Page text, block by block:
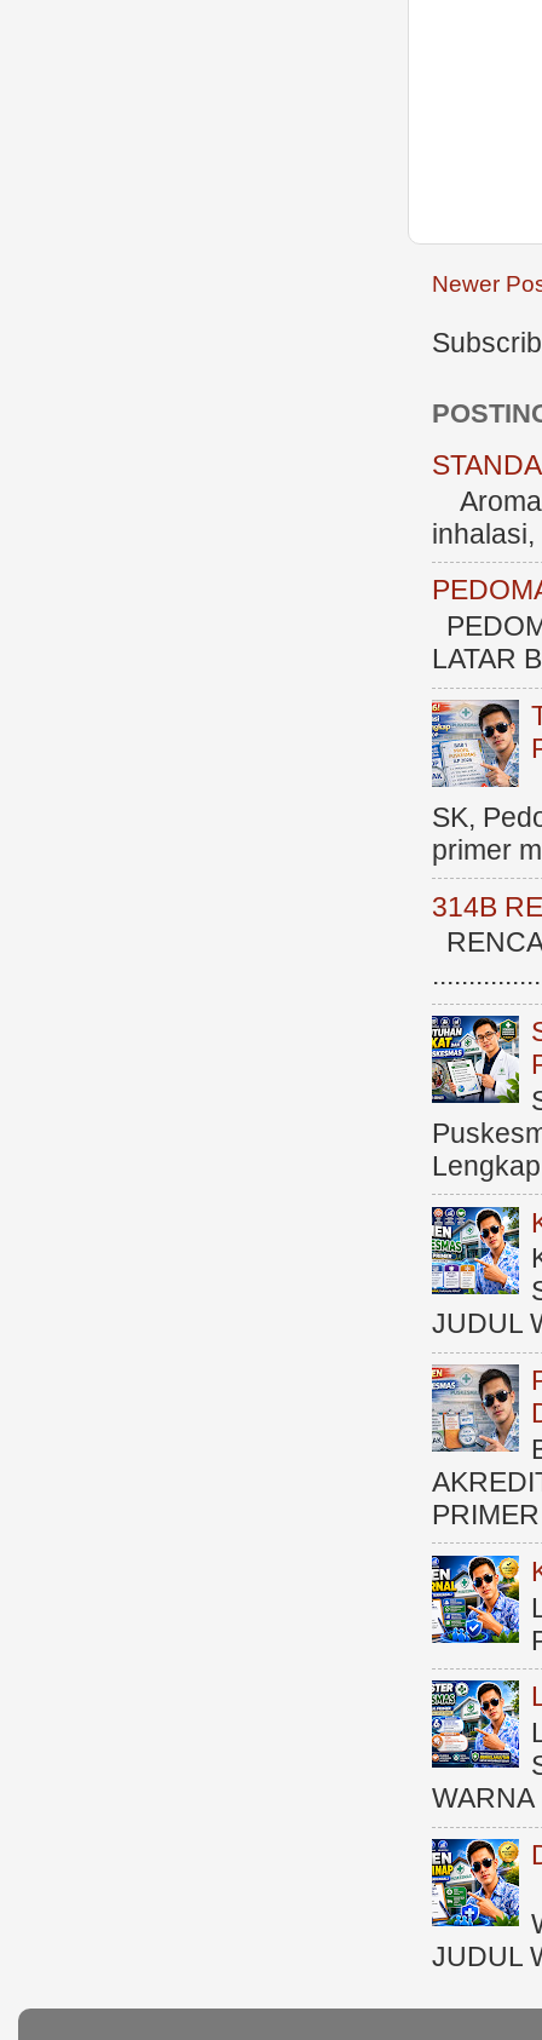
Newer
LATAR
SK,
primer
314B
JUDUL
JUDUL